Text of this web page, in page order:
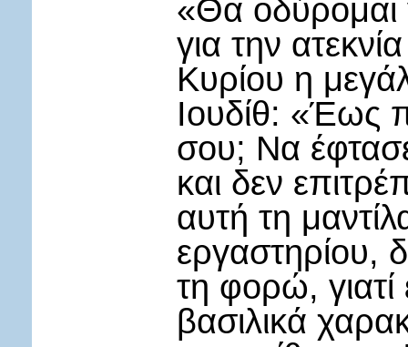
«Θα οδύρομαι
για την
Κυρίου η
Ιουδίθ: «Έως
σου; Να
και δεν
αυτή τη
εργαστηρίου,
τη φορώ, γιατί
βασιλικά